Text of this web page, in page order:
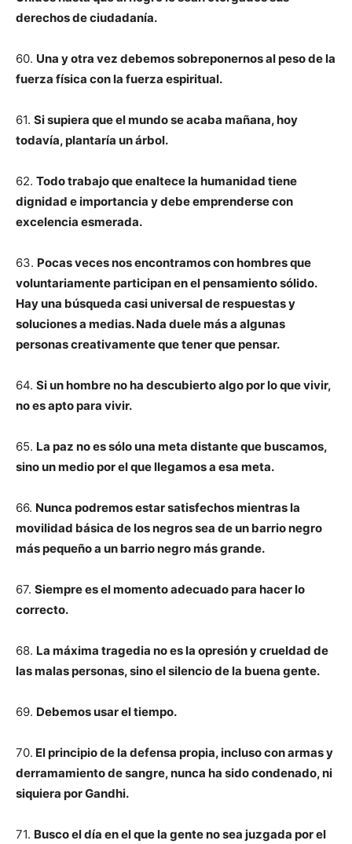
derechos de ciudadanía.
60. Una y otra vez debemos sobreponernos al peso de la
fuerza física con la fuerza espiritual.
61. Si supiera que el mundo se acaba mañana, hoy
todavía, plantaría un árbol.
62. Todo trabajo que enaltece la humanidad tiene
dignidad e importancia y debe emprenderse con
excelencia esmerada.
63. Pocas veces nos encontramos con hombres que
voluntariamente participan en el pensamiento sólido.
Hay una búsqueda casi universal de respuestas y
soluciones a medias. Nada duele más a algunas
personas creativamente que tener que pensar.
64. Si un hombre no ha descubierto algo por lo que vivir,
no es apto para vivir.
65. La paz no es sólo una meta distante que buscamos,
sino un medio por el que llegamos a esa meta.
66. Nunca podremos estar satisfechos mientras la
movilidad básica de los negros sea de un barrio negro
más pequeño a un barrio negro más grande.
67. Siempre es el momento adecuado para hacer lo
correcto.
68. La máxima tragedia no es la opresión y crueldad de
las malas personas, sino el silencio de la buena gente.
69. Debemos usar el tiempo.
70. El principio de la defensa propia, incluso con armas y
derramamiento de sangre, nunca ha sido condenado, ni
siquiera por Gandhi.
71. Busco el día en el que la gente no sea juzgada por el